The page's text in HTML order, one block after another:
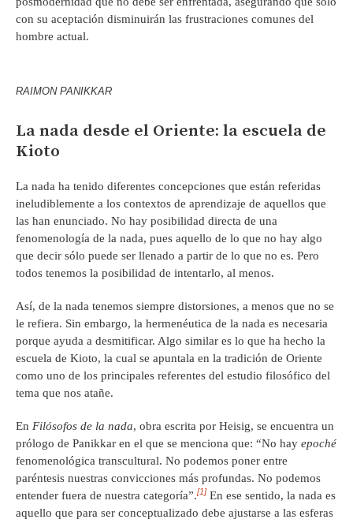
con su aceptación disminuirán las frustraciones comunes del
hombre actual.
RAIMON PANIKKAR
La nada desde el Oriente: la escuela de
Kioto
La nada ha tenido diferentes concepciones que están referidas
ineludiblemente a los contextos de aprendizaje de aquellos que
las han enunciado. No hay posibilidad directa de una
fenomenología de la nada, pues aquello de lo que no hay algo
que decir sólo puede ser llenado a partir de lo que no es. Pero
todos tenemos la posibilidad de intentarlo, al menos.
Así, de la nada tenemos siempre distorsiones, a menos que no se
le refiera. Sin embargo, la hermenéutica de la nada es necesaria
porque ayuda a desmitificar. Algo similar es lo que ha hecho la
escuela de Kioto, la cual se apuntala en la tradición de Oriente
como uno de los principales referentes del estudio filosófico del
tema que nos atañe.
En Filósofos de la nada, obra escrita por Heisig, se encuentra un
prólogo de Panikkar en el que se menciona que: “No hay epoché
fenomenológica transcultural. No podemos poner entre
paréntesis nuestras convicciones más profundas. No podemos
entender fuera de nuestra categoría”.[1] En ese sentido, la nada es
aquello que para ser conceptualizado debe ajustarse a las esferas